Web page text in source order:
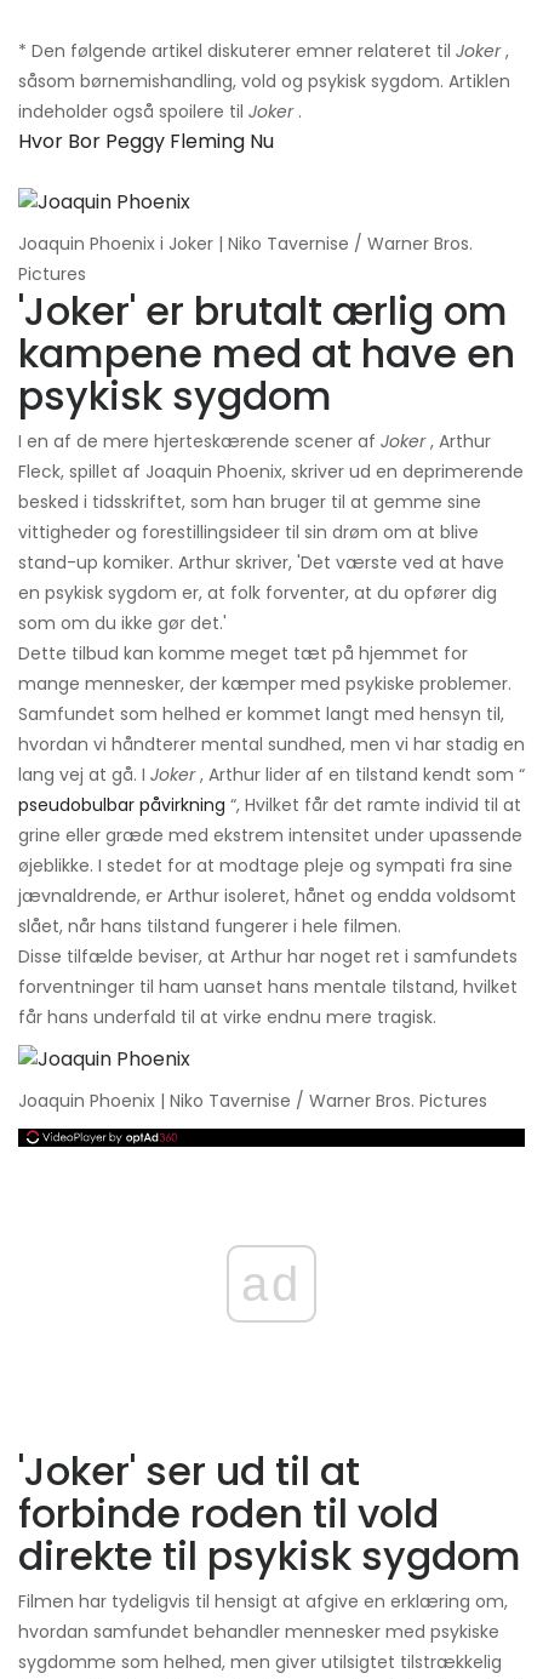
* Den følgende artikel diskuterer emner relateret til Joker,
såsom børnemishandling, vold og psykisk sygdom. Artiklen
indeholder også spoilere til Joker.
Hvor Bor Peggy Fleming Nu
Joaquin Phoenix i Joker | Niko Tavernise / Warner Bros.
Pictures
'Joker' er brutalt ærlig om
kampene med at have en
psykisk sygdom
I en af ​​de mere hjerteskærende scener af Joker, Arthur
Fleck, spillet af Joaquin Phoenix, skriver ud en deprimerende
besked i tidsskriftet, som han bruger til at gemme sine
vittigheder og forestillingsideer til sin drøm om at blive
stand-up komiker. Arthur skriver, 'Det værste ved at have
en psykisk sygdom er, at folk forventer, at du opfører dig
som om du ikke gør det.'
Dette tilbud kan komme meget tæt på hjemmet for
mange mennesker, der kæmper med psykiske problemer.
Samfundet som helhed er kommet langt med hensyn til,
hvordan vi håndterer mental sundhed, men vi har stadig en
lang vej at gå. I Joker, Arthur lider af en tilstand kendt som “
pseudobulbar påvirkning “, Hvilket får det ramte individ til at
grine eller græde med ekstrem intensitet under upassende
øjeblikke. I stedet for at modtage pleje og sympati fra sine
jævnaldrende, er Arthur isoleret, hånet og endda voldsomt
slået, når hans tilstand fungerer i hele filmen.
Disse tilfælde beviser, at Arthur har noget ret i samfundets
forventninger til ham uanset hans mentale tilstand, hvilket
får hans underfald til at virke endnu mere tragisk.
Joaquin Phoenix | Niko Tavernise / Warner Bros. Pictures
ad
'Joker' ser ud til at
forbinde roden til vold
direkte til psykisk sygdom
Filmen har tydeligvis til hensigt at afgive en erklæring om,
hvordan samfundet behandler mennesker med psykiske
sygdomme som helhed, men giver utilsigtet tilstrækkelig